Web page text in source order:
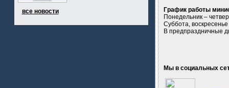
все новости
График работы
Понедельник –
Суббота,
В предпраздничные
Мы в социальных